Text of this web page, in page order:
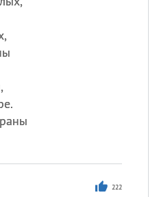
222
празднуют именины
, Афанасий,Борис